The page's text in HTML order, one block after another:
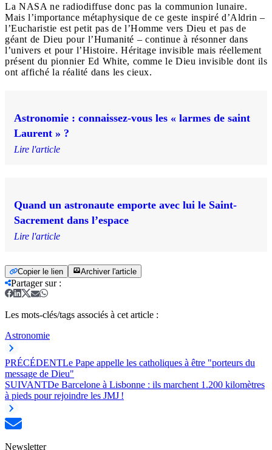
La NASA ne radiodiffuse donc pas la communion lunaire.
Mais l’importance métaphysique de ce geste inspiré d’Aldrin –
l’Eucharistie est petit pas de l’Homme vers Dieu et pas de
géant de Dieu pour l’Humanité – continue à résonner dans
l’univers et pour l’Histoire. Héritage invisible mais réellement
présent du pionnier Ed White, comme le Dieu invisible dont ils
ont affiché la réalité dans les cieux.
Astronomie : connaissez-vous les « larmes de saint
Laurent » ?
Lire l'article
Quand un astronaute emporte avec lui le Saint-
Sacrement dans l’espace
Lire l'article
Copier le lien Archiver l'article
Partager sur:
Les mots-clés/tags associés à cet article :
Astronomie
PRÉCÉDENTLe Pape appelle les catholiques à être "porteurs du
message de Dieu"
SUIVANTDe Barcelone à Lisbonne : ils marchent 1.200 kilomètres
à pieds pour rejoindre les JMJ !
Newsletter